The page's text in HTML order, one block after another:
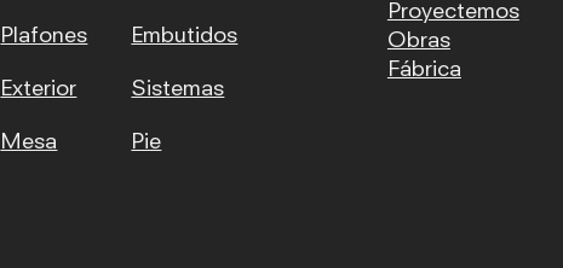
Plafones Embutidos
Exterior Sistemas
Mesa Pie
Proyectemos
Obras
Fábrica